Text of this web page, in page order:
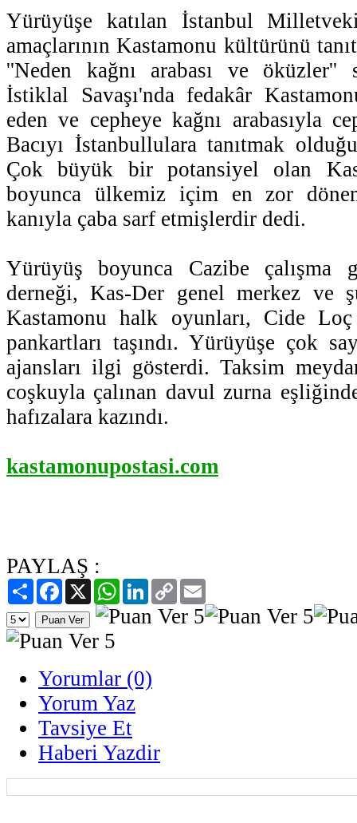
Yürüyüşe katılan İstanbul
amaçlarının Kastamonu kültürünü
''Neden kağnı arabası ve öküzler''
İstiklal Savaşı'nda fedakâr
eden ve cepheye kağnı arabasıyla
Bacıyı İstanbullulara tanıtmak
Çok büyük bir potansiyel olan
boyunca ülkemiz içim en zor
kanıyla çaba sarf etmişlerdir dedi.
Yürüyüş boyunca Cazibe çalışma
derneği, Kas-Der genel merkez ve
Kastamonu halk oyunları, Cide
pankartları taşındı. Yürüyüşe çok
ajansları ilgi gösterdi. Taksim
coşkuyla çalınan davul zurna
hafızalara kazındı.
kastamonupostasi.com
PAYLAŞ :
PaylaşFacebook
X WhatsAppLinkedIn
Copy
Link
Yorumlar (0)
Yorum Yaz
Tavsiye Et
Haberi Yazdir